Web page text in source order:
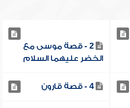
2 - قصة موسى مع
الخضر عليهما السلام
4 - قصة قارون